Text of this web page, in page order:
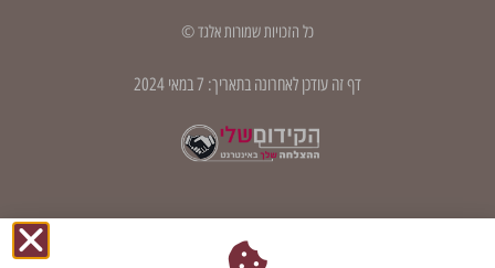
כל הזכויות שמורות אלגד ©
דף זה עודכן לאחרונה בתאריך: 7 במאי 2024